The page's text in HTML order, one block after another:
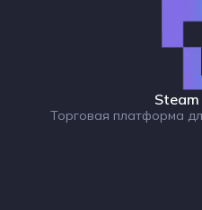
Торговая платформа